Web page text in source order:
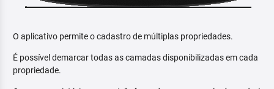
O aplicativo permite o cadastro de múltiplas propriedades.
É possível demarcar todas as camadas disponibilizadas em cada
propriedade.